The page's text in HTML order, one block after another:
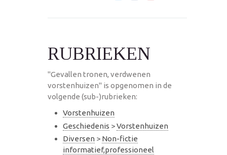
RUBRIEKEN
"Gevallen tronen, verdwenen
vorstenhuizen" is opgenomen in de
volgende (sub-)rubrieken:
Vorstenhuizen
Geschiedenis >Vorstenhuizen
Diversen > Non-fictie
informatief,professioneel